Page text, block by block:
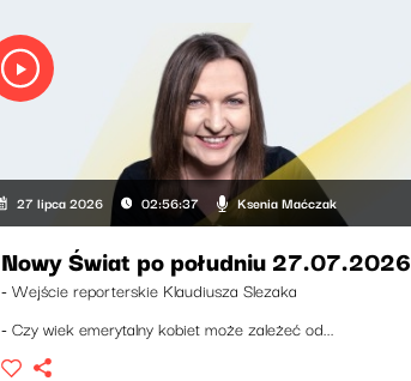
27 lipca 2026 02:56:37 Ksenia Maćczak
Nowy Świat po południu 27.07.2026
- Wejście reporterskie Klaudiusza Slezaka
- Czy wiek emerytalny kobiet może zależeć od...